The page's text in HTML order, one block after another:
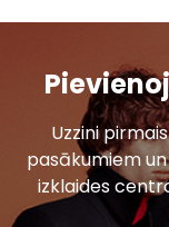
Uzzini
pasākumiem
izklaides